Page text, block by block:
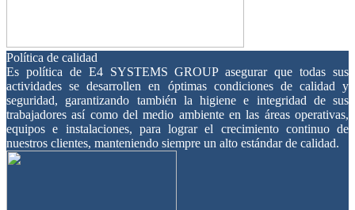
Política de calidad
Es política de E4 SYSTEMS GROUP asegurar que todas sus
actividades se desarrollen en óptimas condiciones de calidad y
seguridad, garantizando también la higiene e integridad de sus
trabajadores así como del medio ambiente en las áreas operativas,
equipos e instalaciones, para lograr el crecimiento continuo de
nuestros clientes, manteniendo siempre un alto estándar de calidad.